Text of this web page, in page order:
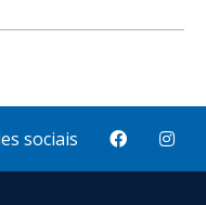
sociais